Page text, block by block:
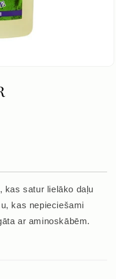
kas satur lielāko daļu
kas nepieciešami
ar aminoskābēm.